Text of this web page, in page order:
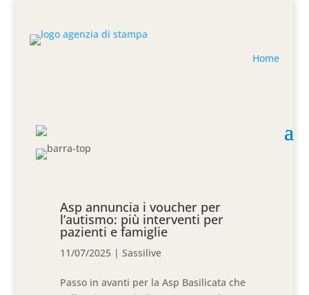
Home
Asp annuncia i voucher per
l’autismo: più interventi per
pazienti e famiglie
11/07/2025 |Sassilive
Passo in avanti per la Asp Basilicata che